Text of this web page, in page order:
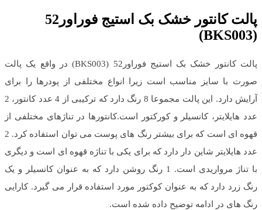
پالت کانتور خشک بک استیج فوراور52
(BKS003)
پالت کانتور خشک بک استیج فوراور52 (BKS003) در واقع یک پالت
صورت با سایز مناسب است زیرا انواع مختلفی از پودرها را برای
آرایش دارد. این پالت مجموعا 8 رنگ دارد که ترکیبی از 4 عدد کانتور، 2
عدد هایلایتر، کانسیلر و کورکتور است.کانتورها در تناژهای مختلفی از
قهوه ای است که برای بیشتر رنگ های پوست می توان استفاده کرد. 2
عدد هایلایتر شاین دار دارد که برای یکی با تناژه قهوه ای است و دیگری
با تناژ مرواریدی است. 1 رنگ روشن دارد که به عنوان کانسیلر و یک
رنگ زرد دارد که به عنوان کوکتور مورد استفاده قرار می گیرد. کارایی
رنگ های در ادامه توضیح داده شده است.